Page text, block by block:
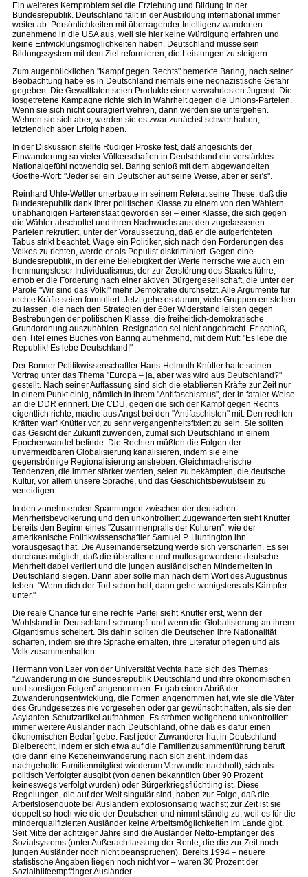
Ein weiteres Kernproblem sei die Erziehung und Bildung in der
Bundesrepublik. Deutschland fällt in der Ausbildung international immer
weiter ab: Persönlichkeiten mit überragender Intelligenz wanderten
zunehmend in die USA aus, weil sie hier keine Würdigung erfahren und
keine Entwicklungsmöglichkeiten haben. Deutschland müsse sein
Bildungssystem mit dem Ziel reformieren, die Leistungen zu steigern.
Zum augenblicklichen "Kampf gegen Rechts" bemerkte Baring, nach seiner
Beobachtung habe es in Deutschland niemals eine neonazistische Gefahr
gegeben. Die Gewalttaten seien Produkte einer verwahrlosten Jugend. Die
losgetretene Kampagne richte sich in Wahrheit gegen die Unions-Parteien.
Wenn sie sich nicht couragiert wehren, dann werden sie untergehen.
Wehren sie sich aber, werden sie es zwar zunächst schwer haben,
letztendlich aber Erfolg haben.
In der Diskussion stellte Rüdiger Proske fest, daß angesichts der
Einwanderung so vieler Völkerschaften in Deutschland ein verstärktes
Nationalgefühl notwendig sei. Baring schloß mit dem abgewandelten
Goethe-Wort: "Jeder sei ein Deutscher auf seine Weise, aber er sei’s".
Reinhard Uhle-Wettler unterbaute in seinem Referat seine These, daß die
Bundesrepublik dank ihrer politischen Klasse zu einem von den Wählern
unabhängigen Parteienstaat geworden sei – einer Klasse, die sich gegen
die Wähler abschottet und ihren Nachwuchs aus den zugelassenen
Parteien rekrutiert, unter der Voraussetzung, daß er die aufgerichteten
Tabus strikt beachtet. Wage ein Politiker, sich nach den Forderungen des
Volkes zu richten, werde er als Populist diskriminiert. Gegen eine
Bundesrepublik, in der eine Beliebigkeit der Werte herrsche wie auch ein
hemmungsloser Individualismus, der zur Zerstörung des Staates führe,
erhob er die Forderung nach einer aktiven Bürgergesellschaft, die unter der
Parole "Wir sind das Volk!" mehr Demokratie durchsetzt. Alle Argumente für
rechte Kräfte seien formuliert. Jetzt gehe es darum, viele Gruppen entstehen
zu lassen, die nach den Strategien der 68er Widerstand leisten gegen
Bestrebungen der politischen Klasse, die freiheitlich-demokratische
Grundordnung auszuhöhlen. Resignation sei nicht angebracht. Er schloß,
den Titel eines Buches von Baring aufnehmend, mit dem Ruf: "Es lebe die
Republik! Es lebe Deutschland!"
Der Bonner Politikwissenschaftler Hans-Helmuth Knütter hatte seinen
Vortrag unter das Thema "Europa – ja, aber was wird aus Deutschland?"
gestellt. Nach seiner Auffassung sind sich die etablierten Kräfte zur Zeit nur
in einem Punkt einig, nämlich in ihrem "Antifaschismus", der in fataler Weise
an die DDR erinnert. Die CDU, gegen die sich der Kampf gegen Rechts
eigentlich richte, mache aus Angst bei den "Antifaschisten" mit. Den rechten
Kräften warf Knütter vor, zu sehr vergangenheitsfixiert zu sein. Sie sollten
das Gesicht der Zukunft zuwenden, zumal sich Deutschland in einem
Epochenwandel befinde. Die Rechten müßten die Folgen der
unvermeidbaren Globalisierung kanalisieren, indem sie eine
gegenströmige Regionalisierung anstreben. Gleichmacherische
Tendenzen, die immer stärker werden, seien zu bekämpfen, die deutsche
Kultur, vor allem unsere Sprache, und das Geschichtsbewußtsein zu
verteidigen.
In den zunehmenden Spannungen zwischen der deutschen
Mehrheitsbevölkerung und den unkontrolliert Zugewanderten sieht Knütter
bereits den Beginn eines "Zusammenpralls der Kulturen", wie der
amerikanische Politikwissenschaftler Samuel P. Huntington ihn
vorausgesagt hat. Die Auseinandersetzung werde sich verschärfen. Es sei
durchaus möglich, daß die überalterte und mutlos gewordene deutsche
Mehrheit dabei verliert und die jungen ausländischen Minderheiten in
Deutschland siegen. Dann aber solle man nach dem Wort des Augustinus
leben: "Wenn dich der Tod schon holt, dann gehe wenigstens als Kämpfer
unter."
Die reale Chance für eine rechte Partei sieht Knütter erst, wenn der
Wohlstand in Deutschland schrumpft und wenn die Globalisierung an ihrem
Gigantismus scheitert. Bis dahin sollten die Deutschen ihre Nationalität
schärfen, indem sie ihre Sprache erhalten, ihre Literatur pflegen und als
Volk zusammenhalten.
Hermann von Laer von der Universität Vechta hatte sich des Themas
"Zuwanderung in die Bundesrepublik Deutschland und ihre ökonomischen
und sonstigen Folgen" angenommen. Er gab einen Abriß der
Zuwanderungsentwicklung, die Formen angenommen hat, wie sie die Väter
des Grundgesetzes nie vorgesehen oder gar gewünscht hatten, als sie den
Asylanten-Schutzartikel aufnahmen. Es strömen weitgehend unkontrolliert
immer weitere Ausländer nach Deutschland, ohne daß es dafür einen
ökonomischen Bedarf gebe. Fast jeder Zuwanderer hat in Deutschland
Bleiberecht, indem er sich etwa auf die Familienzusammenführung beruft
(die dann eine Ketteneinwanderung nach sich zieht, indem das
nachgeholte Familienmitglied wiederum Verwandte nachholt), sich als
politisch Verfolgter ausgibt (von denen bekanntlich über 90 Prozent
keineswegs verfolgt wurden) oder Bürgerkriegsflüchtling ist. Diese
Regelungen, die auf der Welt singulär sind, haben zur Folge, daß die
Arbeitslosenquote bei Ausländern explosionsartig wächst; zur Zeit ist sie
doppelt so hoch wie die der Deutschen und nimmt ständig zu, weil es für die
minderqualifizierten Ausländer keine Arbeitsmöglichkeiten im Lande gibt.
Seit Mitte der achtziger Jahre sind die Ausländer Netto-Empfänger des
Sozialsystems (unter Außerachtlassung der Rente, die die zur Zeit noch
jungen Ausländer noch nicht beanspruchen). Bereits 1994 – neuere
statistische Angaben liegen noch nicht vor – waren 30 Prozent der
Sozialhilfeempfänger Ausländer.